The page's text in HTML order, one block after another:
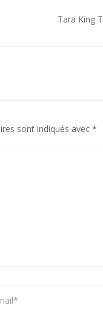
Tara King
sont indiqués avec *